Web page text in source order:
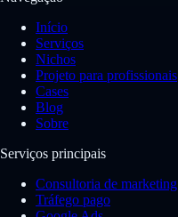
Início
Serviços
Nichos
Projeto para profissionais
Cases
Blog
Sobre
Serviços principais
Consultoria de marketing
Tráfego pago